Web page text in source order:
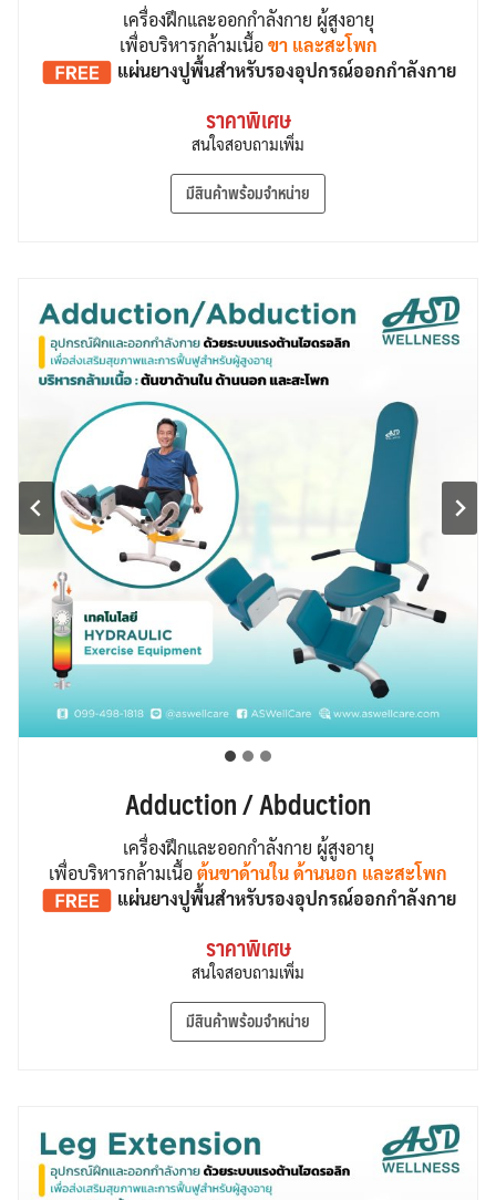
เครื่องฝึกและออกกำลังกาย ผู้สูงอายุ
เพื่อบริหารกล้ามเนื้อขา และสะโพก
แผ่นยางปูพื้นสำหรับรองอุปกรณ์ออกกำลังกาย
ราคาพิเศษ
สนใจสอบถามเพิ่ม
มีสินค้าพร้อมจำหน่าย
Adduction / Abduction
เครื่องฝึกและออกกำลังกาย ผู้สูงอายุ
เพื่อบริหารกล้ามเนื้อต้นขาด้านใน ด้านนอก และสะโพก
แผ่นยางปูพื้นสำหรับรองอุปกรณ์ออกกำลังกาย
ราคาพิเศษ
สนใจสอบถามเพิ่ม
มีสินค้าพร้อมจำหน่าย